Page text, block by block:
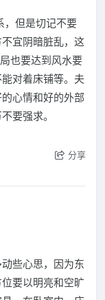
，但是切记不要
宜阴暗脏乱，这
也要达到风水要
对着床铺等。夫
心情和好的外部
要强求。
分享
些心思，因为东
要以明亮和空旷